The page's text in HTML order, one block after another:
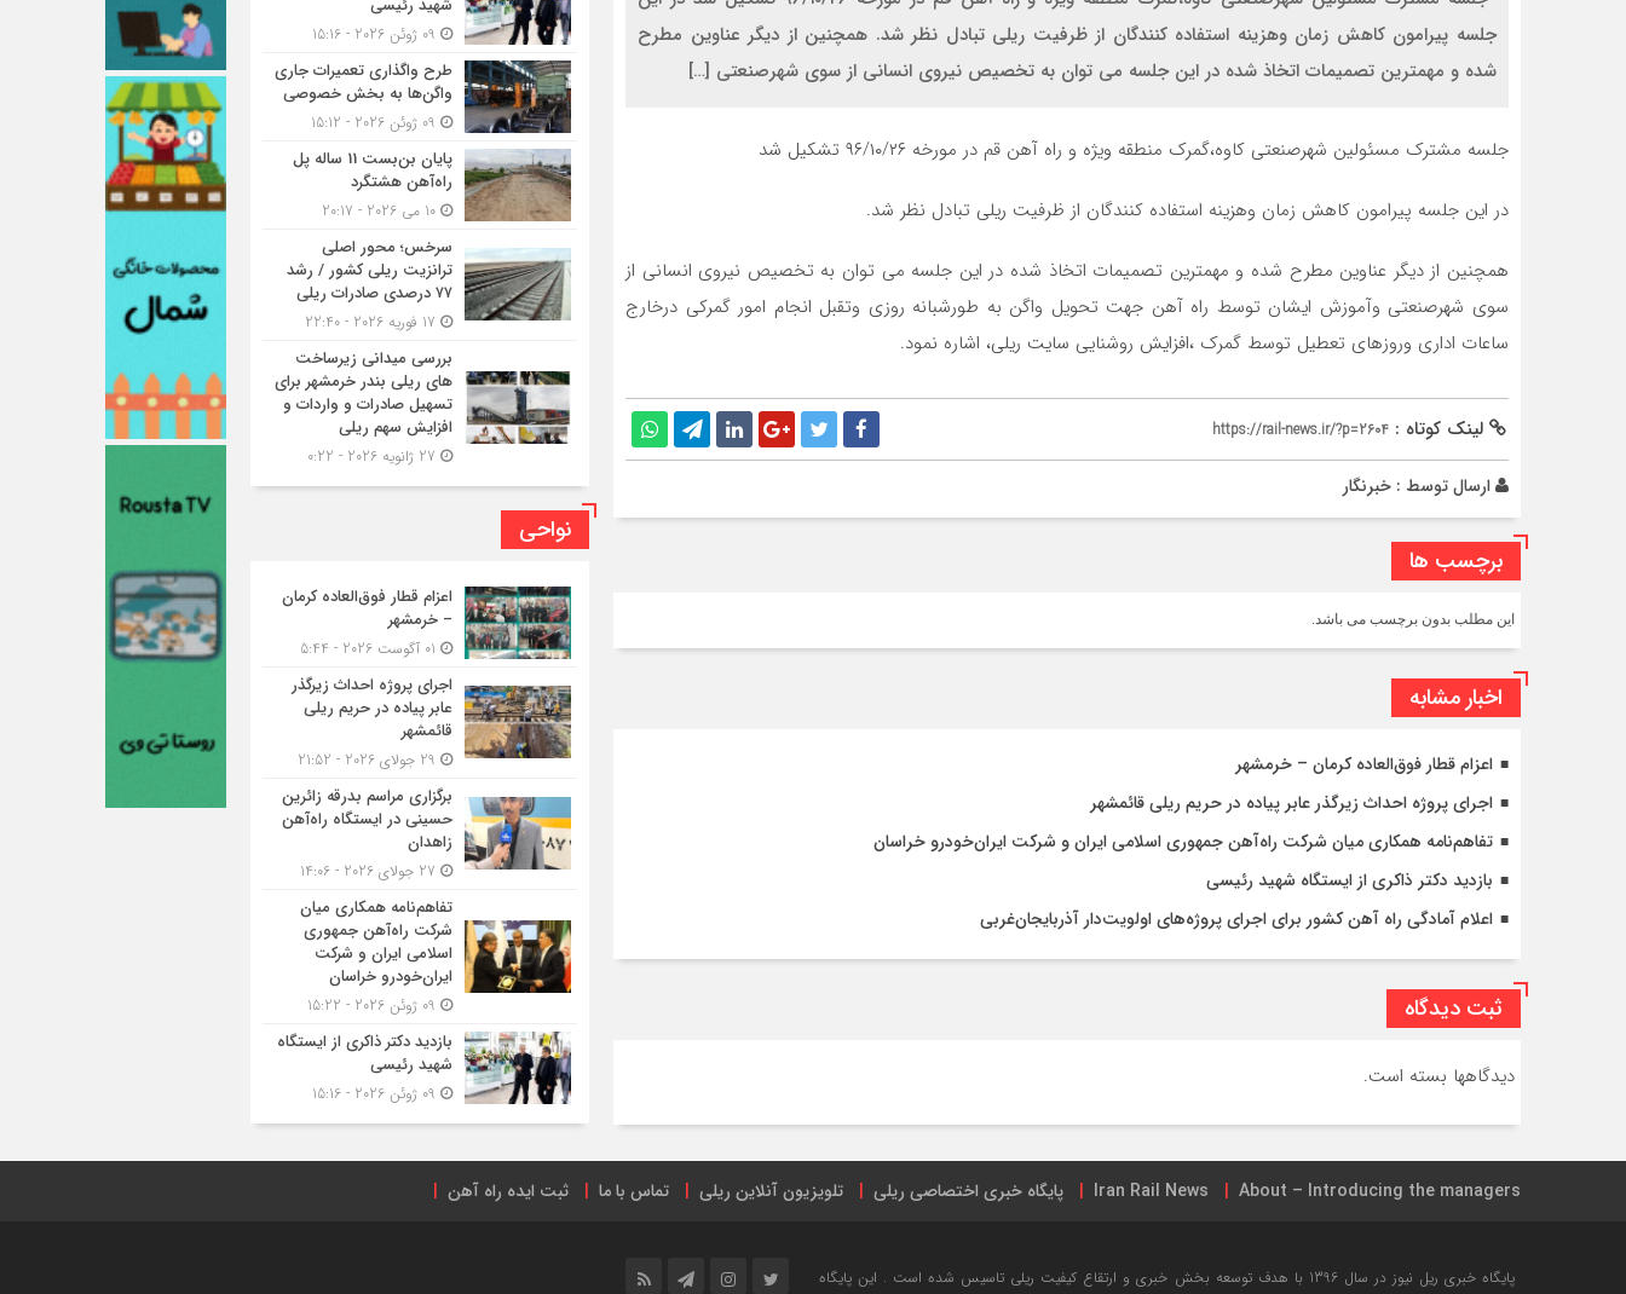
جلسه پیرامون کاهش زمان وهزینه استفاده کنندگان از ظرفیت ریلی تبادل نظر شد. همچنین از دیگر عناوین مطرح
شده و مهمترین تصمیمات اتخاذ شده در این جلسه می توان به تخصیص نیروی انسانی از سوی شهرصنعتی […]
جلسه مشترک مسئولین شهرصنعتی کاوه،گمرک منطقه ویژه و راه آهن قم در مورخه ۹۶/۱۰/۲۶ تشکیل شد
در این جلسه پیرامون کاهش زمان وهزینه استفاده کنندگان از ظرفیت ریلی تبادل نظر شد.
همچنین از دیگر عناوین مطرح شده و مهمترین تصمیمات اتخاذ شده در این جلسه می توان به تخصیص نیروی انسانی از
سوی شهرصنعتی وآموزش ایشان توسط راه آهن جهت تحویل واگن به طورشبانه روزی وتقبل انجام امور گمرکی درخارج
ساعات اداری وروزهای تعطیل توسط گمرک ،افزایش روشنایی سایت ریلی، اشاره نمود.
لینک کوتاه : https://rail-news.ir/?p=2604
ارسال توسط : خبرنگار
برچسب ها
این مطلب بدون برچسب می باشد.
اخبار مشابه
اعزام قطار فوق‌العاده کرمان – خرمشهر
اجرای پروژه احداث زیرگذر عابر پیاده در حریم ریلی قائمشهر
تفاهم‌نامه همکاری میان شرکت راه‌آهن جمهوری اسلامی ایران و شرکت ایران‌خودرو خراسان
بازدید دکتر ذاکری از ایستگاه شهید رئیسی
اعلام آمادگی راه آهن کشور برای اجرای پروژه‌های اولویت‌دار آذربایجان‌غربی
ثبت دیدگاه
دیدگاهها بسته است.
طرح واگذاری تعمیرات جاری
واگن‌ها به بخش خصوصی
پایان بن‌بست 11 ساله پل
راه‌آهن هشتگرد
سرخس؛ محور اصلی
ترانزیت ریلی کشور / رشد
۷۷ درصدی صادرات ریلی
بررسی میدانی زیرساخت
های ریلی بندر خرمشهر برای
تسهیل صادرات و واردات و
افزایش سهم ریلی
نواحی
اعزام قطار فوق‌العاده کرمان
– خرمشهر
اجرای پروژه احداث زیرگذر
عابر پیاده در حریم ریلی
قائمشهر
برگزاری مراسم بدرقه زائرین
حسینی در ایستگاه راه‌آهن
زاهدان
تفاهم‌نامه همکاری میان
شرکت راه‌آهن جمهوری
اسلامی ایران و شرکت
ایران‌خودرو خراسان
بازدید دکتر ذاکری از ایستگاه
شهید رئیسی
About – Introducing the managers
Iran Rail News پایگاه خبری اختصاصی ریلی تلویزیون آنلاین ریلی تماس با ما ثبت ایده راه آهن
پایگاه خبری ریل نیوز در سال 1396 با هدف توسعه بخش خبری و ارتقاع کیفیت ریلی تاسیس شده است . این پایگاه